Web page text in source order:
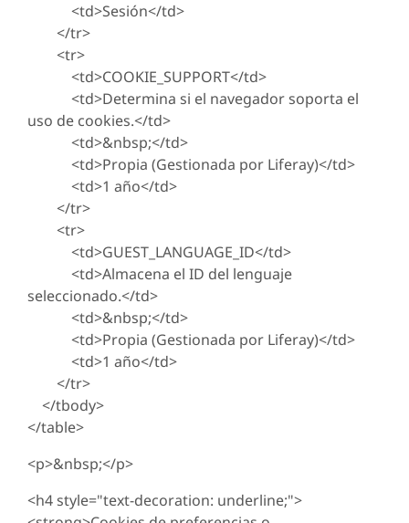
<td>Sesión</td>
</tr>
<tr>
<td>COOKIE_SUPPORT</td>
<td>Determina si el navegador soporta el
uso de cookies.</td>
<td>&nbsp;</td>
<td>Propia (Gestionada por Liferay)</td>
<td>1 año</td>
</tr>
<tr>
<td>GUEST_LANGUAGE_ID</td>
<td>Almacena el ID del lenguaje
seleccionado.</td>
<td>&nbsp;</td>
<td>Propia (Gestionada por Liferay)</td>
<td>1 año</td>
</tr>
</tbody>
</table>
<p>&nbsp;</p>
<h4 style="text-decoration: underline;">